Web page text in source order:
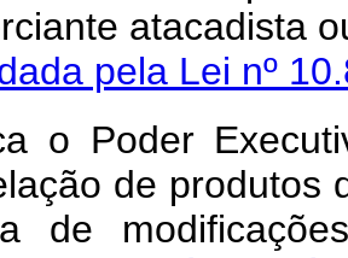
pela Lei nº
o Poder
de produtos
de